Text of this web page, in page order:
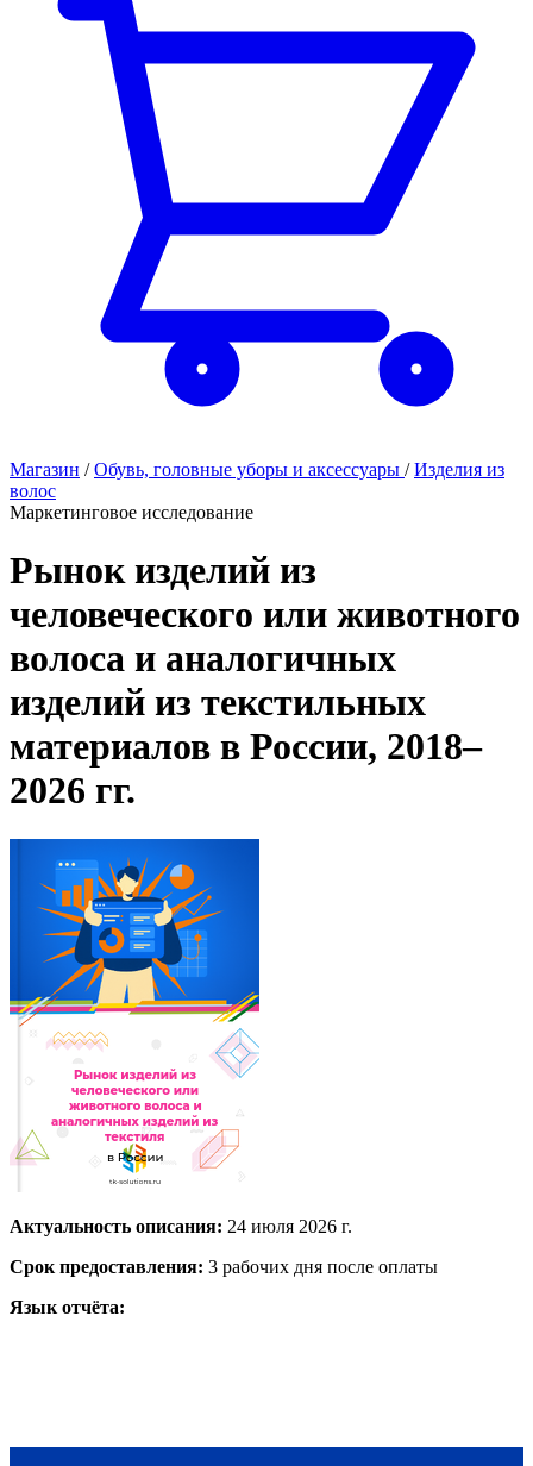
Магазин / Обувь, головные уборы и аксессуары / Изделия из
волос
Маркетинговое исследование
Рынок изделий из
человеческого или животного
волоса и аналогичных
изделий из текстильных
материалов в России, 2018–
2026 гг.
Актуальность описания: 24 июля 2026 г.
Срок предоставления: 3 рабочих дня после оплаты
Язык отчёта: